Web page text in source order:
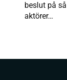
beslut på
aktörer…